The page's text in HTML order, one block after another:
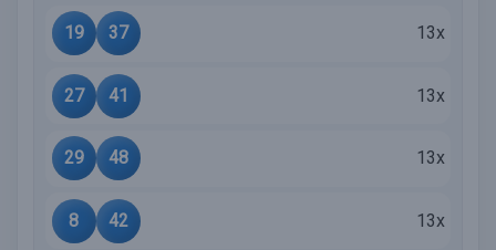
19 37 13x
27 41 13x
29 48 13x
8 42 13x